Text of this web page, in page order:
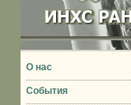
О нас
События